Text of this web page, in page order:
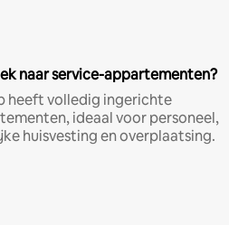
naar service-appartementen?
heeft volledig ingerichte
ideaal voor personeel,
huisvesting en overplaatsing.